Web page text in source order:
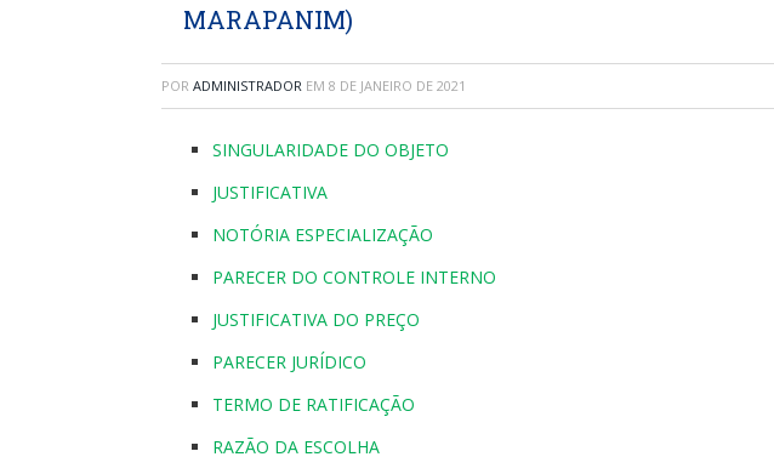
MARAPANIM)
POR ADMINISTRADOR EM 8 DE JANEIRO DE 2021
SINGULARIDADE DO OBJETO
JUSTIFICATIVA
NOTÓRIA ESPECIALIZAÇÃO
PARECER DO CONTROLE INTERNO
JUSTIFICATIVA DO PREÇO
PARECER JURÍDICO
TERMO DE RATIFICAÇÃO
RAZÃO DA ESCOLHA